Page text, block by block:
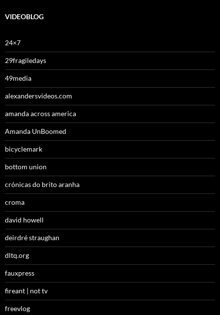
VIDEOBLOG
24×7
29fragiledays
49media
alexandersvideos.com
amanda across america
Amanda UnBoomed
bicyclemark
bottom union
crónicas do brito aranha
croma
david howell
deirdré straughan
dltq.org
fauxpress
fireant | not tv
freevlog